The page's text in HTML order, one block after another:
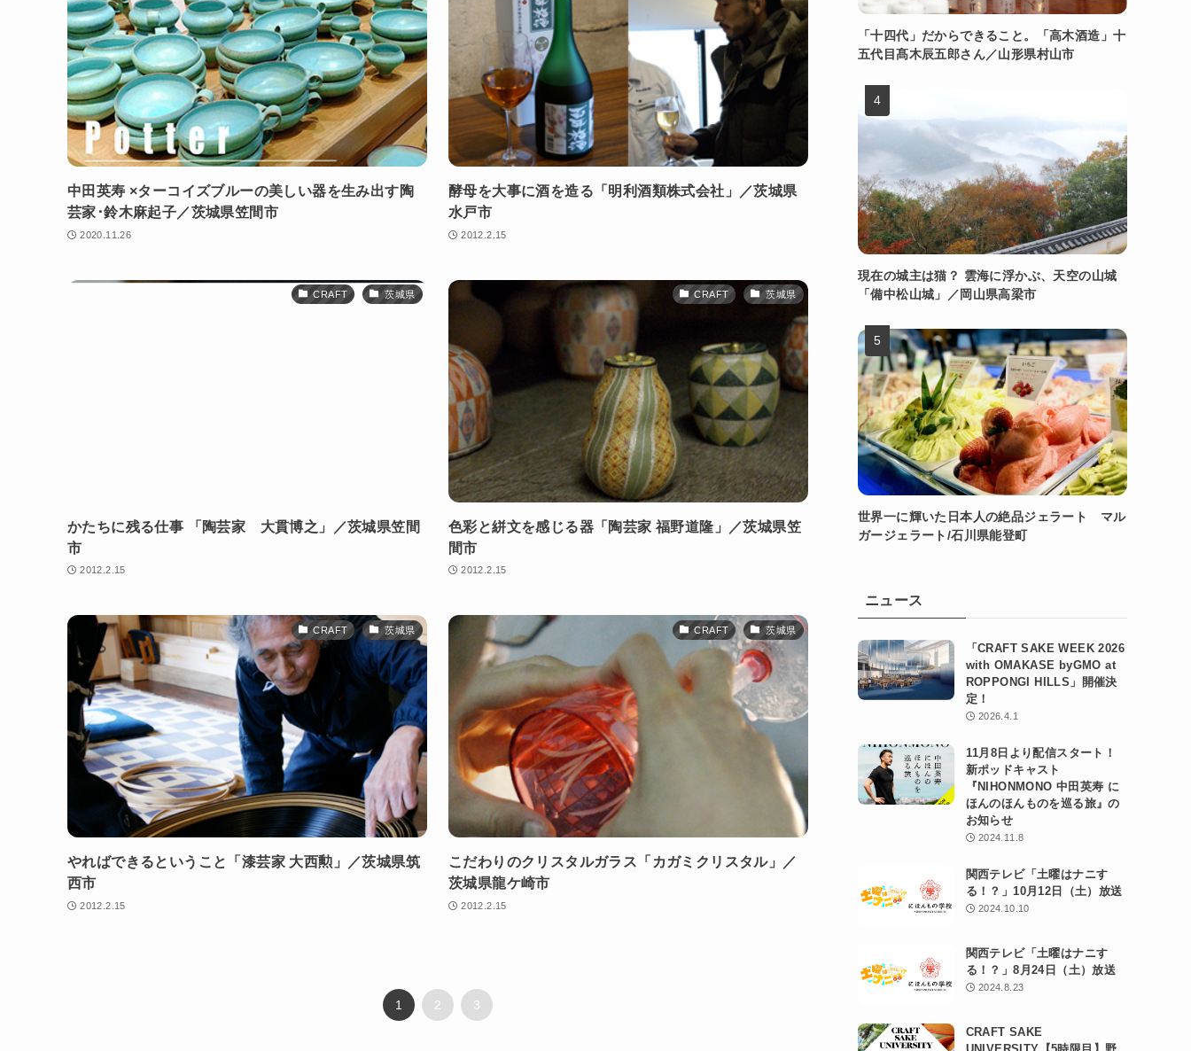
中田英寿 ×ターコイズブルーの美しい器を生み出す陶
芸家･鈴木麻起子／茨城県笠間市
2020.11.26
酵母を大事に酒を造る「明利酒類株式会社」／茨城県
水戸市
2012.2.15
CRAFT 茨城県
かたちに残る仕事 「陶芸家 大貫博之」／茨城県笠間
市
2012.2.15
CRAFT 茨城県
色彩と絣文を感じる器「陶芸家 福野道隆」／茨城県笠
間市
2012.2.15
CRAFT 茨城県
やればできるということ「漆芸家 大西勲」／茨城県筑
西市
2012.2.15
CRAFT 茨城県
こだわりのクリスタルガラス「カガミクリスタル」／
茨城県龍ケ崎市
2012.2.15
1 2 3
「十四代」だからできること。「高木酒造」十
五代目髙木辰五郎さん／山形県村山市
現在の城主は猫？ 雲海に浮かぶ、天空の山城
「備中松山城」／岡山県高梁市
世界一に輝いた日本人の絶品ジェラート マル
ガージェラート/石川県能登町
ニュース
「CRAFT SAKE WEEK 2026
with OMAKASE byGMO at
ROPPONGI HILLS」開催決
定！
2026.4.1
11月8日より配信スタート！
新ポッドキャスト
『NIHONMONO 中田英寿 に
ほんのほんものを巡る旅』の
お知らせ
2024.11.8
関西テレビ「土曜はナニす
る！？」10月12日（土）放送
2024.10.10
関西テレビ「土曜はナニす
る！？」8月24日（土）放送
2024.8.23
CRAFT SAKE